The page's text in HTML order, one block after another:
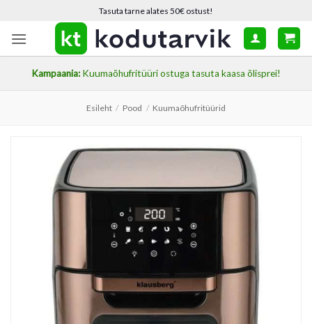
content
Tasuta tarne alates 50€ ostust!
Kampaania: Kuumaõhufritüüri ostuga tasuta kaasa õlisprei!
Esileht / Pood / Kuumaõhufritüürid